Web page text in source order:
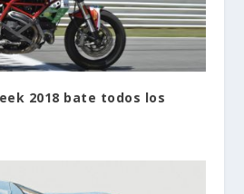
2018 bate todos los